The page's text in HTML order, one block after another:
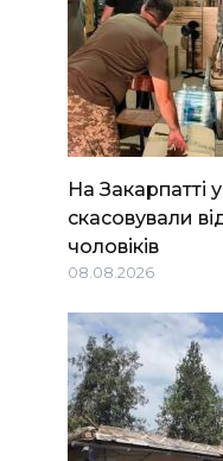
На Закарпатті
скасовували
чоловіків
08.08.2026